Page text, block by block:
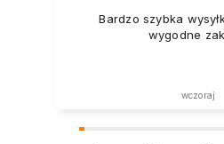
Bardzo szybka
wygodne
wczoraj